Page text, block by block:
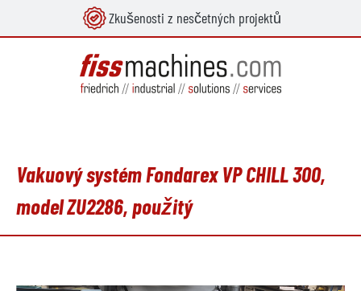
Zkušenosti z nesčetných projektů
Vakuový systém Fondarex VP CHILL 300,
model ZU2286, použitý